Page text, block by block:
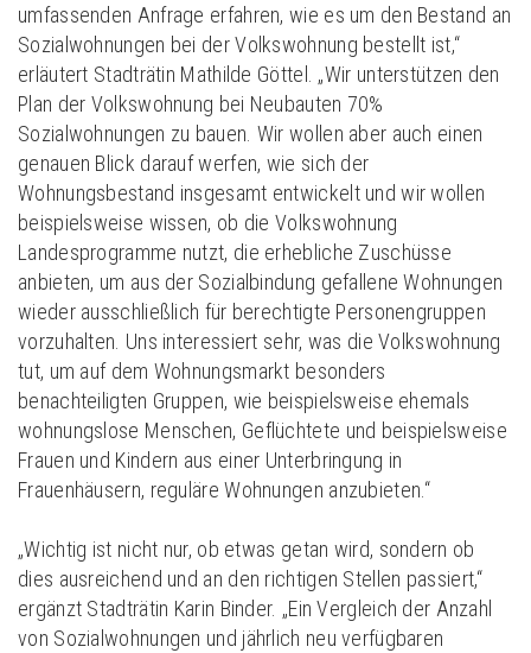
umfassenden Anfrage erfahren, wie es um den Bestand an
Sozialwohnungen bei der Volkswohnung bestellt ist,“
erläutert Stadträtin Mathilde Göttel. „Wir unterstützen den
Plan der Volkswohnung bei Neubauten 70%
Sozialwohnungen zu bauen. Wir wollen aber auch einen
genauen Blick darauf werfen, wie sich der
Wohnungsbestand insgesamt entwickelt und wir wollen
beispielsweise wissen, ob die Volkswohnung
Landesprogramme nutzt, die erhebliche Zuschüsse
anbieten, um aus der Sozialbindung gefallene Wohnungen
wieder ausschließlich für berechtigte Personengruppen
vorzuhalten. Uns interessiert sehr, was die Volkswohnung
tut, um auf dem Wohnungsmarkt besonders
benachteiligten Gruppen, wie beispielsweise ehemals
wohnungslose Menschen, Geflüchtete und beispielsweise
Frauen und Kindern aus einer Unterbringung in
Frauenhäusern, reguläre Wohnungen anzubieten.“
„Wichtig ist nicht nur, ob etwas getan wird, sondern ob
dies ausreichend und an den richtigen Stellen passiert,“
ergänzt Stadträtin Karin Binder. „Ein Vergleich der Anzahl
von Sozialwohnungen und jährlich neu verfügbaren